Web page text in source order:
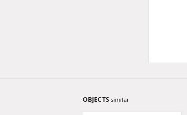
OBJECTS similar